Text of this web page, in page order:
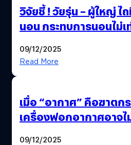
วิจัยชี้ ! วัยรุ่น – ผู้ใหญ่ ไ
นอน กระทบการนอนไม่เ
09/12/2025
Read More
เมื่อ “อากาศ” คือฆาตก
เครื่องฟอกอากาศอาจไ
09/12/2025